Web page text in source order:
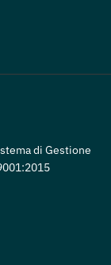
di Gestione